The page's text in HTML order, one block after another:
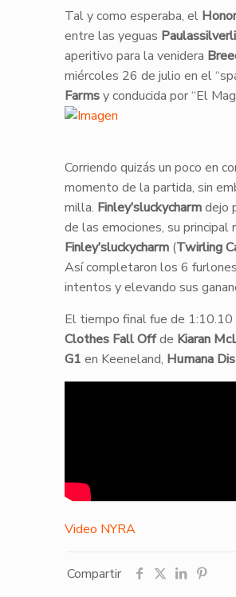
​Tal y como esperaba, el
entre las yeguas
aperitivo para la venidera
miércoles 26 de julio en el
Farmsy conducida por “El
​Corriendo quizás un poco en
momento de la partida, sin
milla. Finley’sluckycharmdejo
de las emociones, su principal
Finley’sluckycharm (Twirling
Así completaron los 6
intentos y elevando sus
El tiempo final fue de 1:10.10
Clothes Fall Offde Kiaran
G1 en Keeneland, Humana
Video NYRA
Compartir